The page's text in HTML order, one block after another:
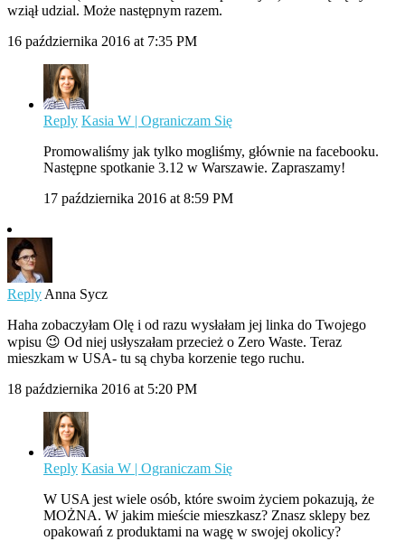
wziął udzial. Może następnym razem.
16 października 2016 at 7:35 PM
Reply Kasia W | Ograniczam Się
Promowaliśmy jak tylko mogliśmy, głównie na facebooku.
Następne spotkanie 3.12 w Warszawie. Zapraszamy!
17 października 2016 at 8:59 PM
Reply Anna Sycz
Haha zobaczyłam Olę i od razu wysłałam jej linka do Twojego
wpisu 😉 Od niej usłyszałam przecież o Zero Waste. Teraz
mieszkam w USA- tu są chyba korzenie tego ruchu.
18 października 2016 at 5:20 PM
Reply Kasia W | Ograniczam Się
W USA jest wiele osób, które swoim życiem pokazują, że
MOŻNA. W jakim mieście mieszkasz? Znasz sklepy bez
opakowań z produktami na wagę w swojej okolicy?